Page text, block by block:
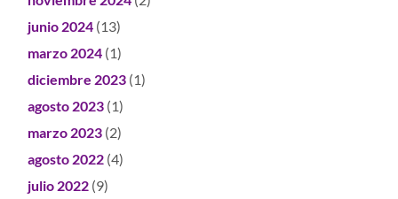
junio 2024 (13)
marzo 2024 (1)
diciembre 2023 (1)
agosto 2023 (1)
marzo 2023 (2)
agosto 2022 (4)
julio 2022 (9)